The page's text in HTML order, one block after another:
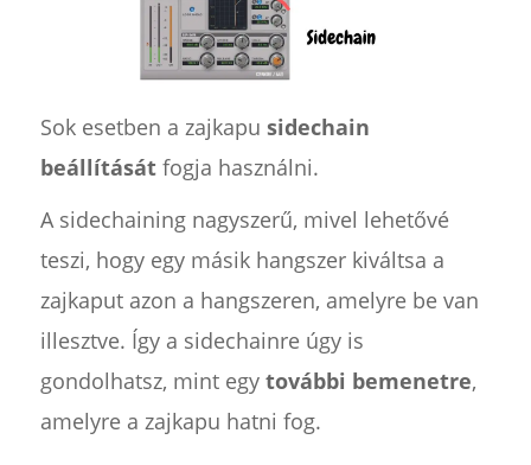
Sok esetben a zajkapu sidechain
beállításátfogja használni.
A sidechaining nagyszerű, mivel lehetővé
teszi, hogy egy másik hangszer kiváltsa a
zajkaput azon a hangszeren, amelyre be van
illesztve. Így a sidechainre úgy is
gondolhatsz, mint egy további bemenetre,
amelyre a zajkapu hatni fog.